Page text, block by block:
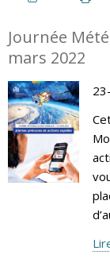
Journée
mars 2022